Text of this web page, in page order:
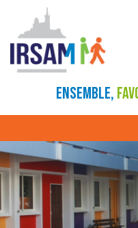
ENSEMBLE,